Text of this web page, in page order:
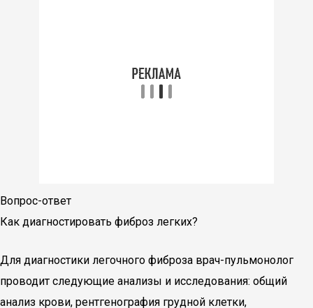
Вопрос-ответ
Как диагностировать фиброз легких?
Для диагностики легочного фиброза врач-пульмонолог
проводит следующие анализы и исследования: общий
анализ крови, рентгенография грудной клетки,